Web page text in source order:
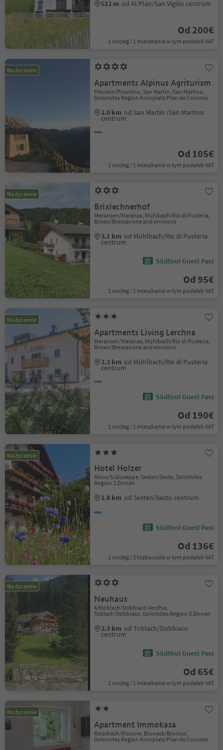
512 m od Al Plan/San Vigilio centrum
Od 200€
1 nocleg / 1 mieszkanie w tym podatek VAT
Na życzenie
Apartments Alpinus Agriturism
Pikolein/Piccolino, San Martin /San Martino,
Dolomites Region Kronplatz/Plan de Corones
2.0 km od San Martin /San Martino
centrum
Od 105€
1 nocleg / 1 mieszkanie w tym podatek VAT
Na życzenie
Brixlechnerhof
Meransen/Maranza, Mühlbach/Rio di Pusteria,
Brixen/Bressanone and environs
3.1 km od Mühlbach/Rio di Pusteria
centrum
Südtirol Guest Pass
Od 95€
1 nocleg / 1 mieszkanie w tym podatek VAT
Na życzenie
Apartments Living Lerchna
Meransen/Maranza, Mühlbach/Rio di Pusteria,
Brixen/Bressanone and environs
2.2 km od Mühlbach/Rio di Pusteria
centrum
Südtirol Guest Pass
Od 190€
1 nocleg / 1 mieszkanie w tym podatek VAT
Na życzenie
Hotel Holzer
Moos/S.Giuseppe, Sexten/Sesto, Dolomites
Region 3 Zinnen
1.8 km od Sexten/Sesto centrum
Südtirol Guest Pass
Od 136€
1 nocleg / 2 liczba osób w tym podatek VAT
Na życzenie
Neuhaus
Alttoblach/Dobbiaco Vecchia,
Toblach/Dobbiaco, Dolomites Region 3 Zinnen
2.3 km od Toblach/Dobbiaco
centrum
Südtirol Guest Pass
Od 65€
1 nocleg / 1 mieszkanie w tym podatek VAT
Na życzenie
Apartment Immokasa
Reischach/Riscone, Bruneck/Brunico,
Dolomites Region Kronplatz/Plan de Corones